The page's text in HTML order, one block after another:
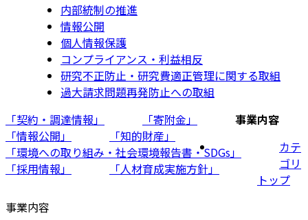
内部統制の推進
情報公開
個人情報保護
コンプライアンス・利益相反
研究不正防止・研究費適正管理に関する取組
過大請求問題再発防止への取組
「契約・調達情報」
「寄附金」
「情報公開」
「知的財産」
「環境への取り組み・社会環境報告書・SDGs」
「採用情報」
「人材育成実施方針」
事業内容
カテ
ゴリ
トップ
事業内容